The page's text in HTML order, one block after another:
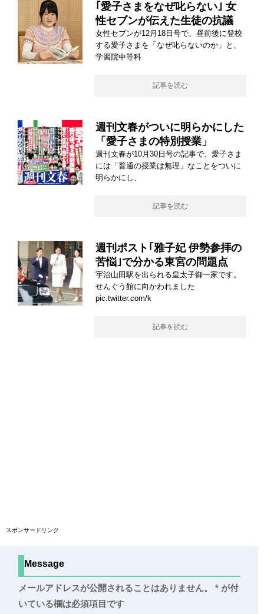
｢愛子さまをなぜ叱らない｣ 女
性セブンが伝えた生徒の抗議
女性セブンが12月18日号で、昼前後に登校
する愛子さまを「なぜ叱らないのか」と、
学習院中等科
記事を読む
週刊文春がついに明らかにした
「愛子さまの特別授業」
週刊文春が10月30日号の記事で、愛子さま
には「普通の授業は無理」なことをついに
明らかにし、
記事を読む
週刊ポスト｢雅子妃 伊勢参拝の
苦悩｣で分かる東宮の問題点
宇治山田駅を出られる皇太子御一家です。
せんぐう館に向かわれました
pic.twitter.com/k
記事を読む
スポンサードリンク
Message
メールアドレスが公開されることはありません。 * が付
いている欄は必須項目です